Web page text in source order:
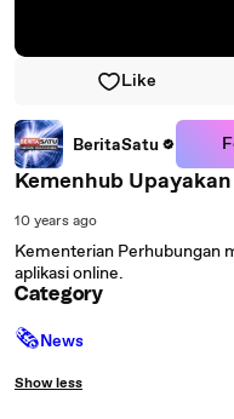
Like
BeritaSatu
Kemenhub
10 years ago
Kementerian Perhubungan
aplikasi online.
Category
🗞News
Show less